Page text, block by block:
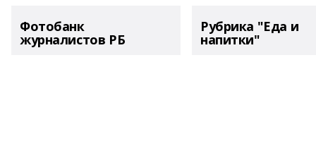
Фотобанк
журналистов РБ
Рубрика "Еда и
напитки"